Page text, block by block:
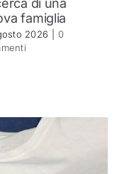
di una
famiglia
2026
0